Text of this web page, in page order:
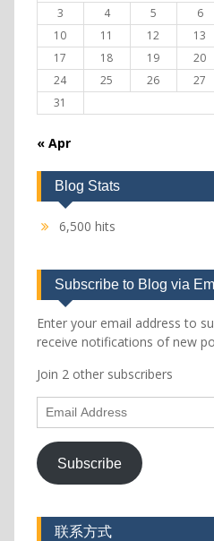
3
4 5 6
10
11 12 13
17
18 19 20
24
25 26 27
31
« Apr
Blog Stats
6,500 hits
Subscribe to Blog via
Enter your email address to
receive notifications of new
Join 2 other subscribers
Email
Address
Subscribe
联系方式